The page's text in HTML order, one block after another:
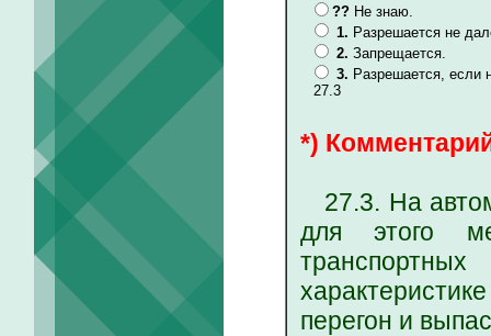
?? Не знаю.
1. Разрешается не
2. Запрещается.
3. Разрешается, если
27.3
*)
27.3. На
для этого
перегон и